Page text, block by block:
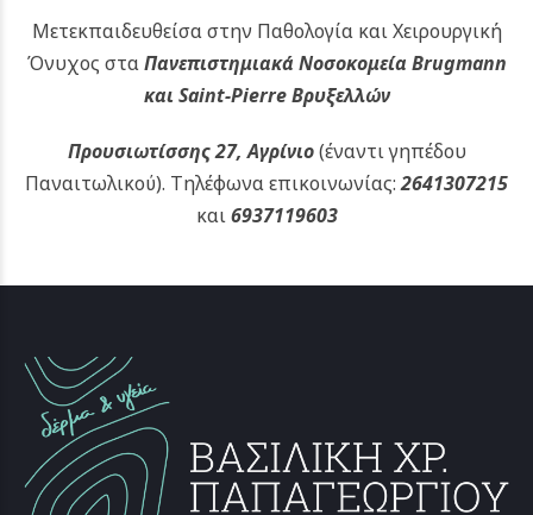
Μετεκπαιδευθείσα στην Παθολογία και Χειρουργική
Όνυχος σταΠανεπιστημιακά Νοσοκομεία Brugmann
και Saint-Pierre Βρυξελλών
Προυσιωτίσσης 27, Αγρίνιο(έναντι γηπέδου
Παναιτωλικού). Τηλέφωνα επικοινωνίας:2641307215
και6937119603